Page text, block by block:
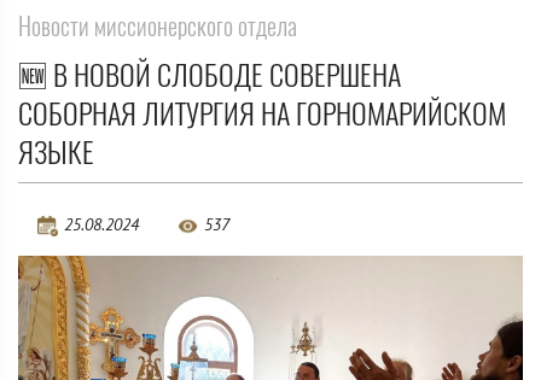
Новости миссионерского отдела
🆕 В НОВОЙ СЛОБОДЕ СОВЕРШЕНА
СОБОРНАЯ ЛИТУРГИЯ НА ГОРНОМАРИЙСКОМ
ЯЗЫКЕ
25.08.2024 537